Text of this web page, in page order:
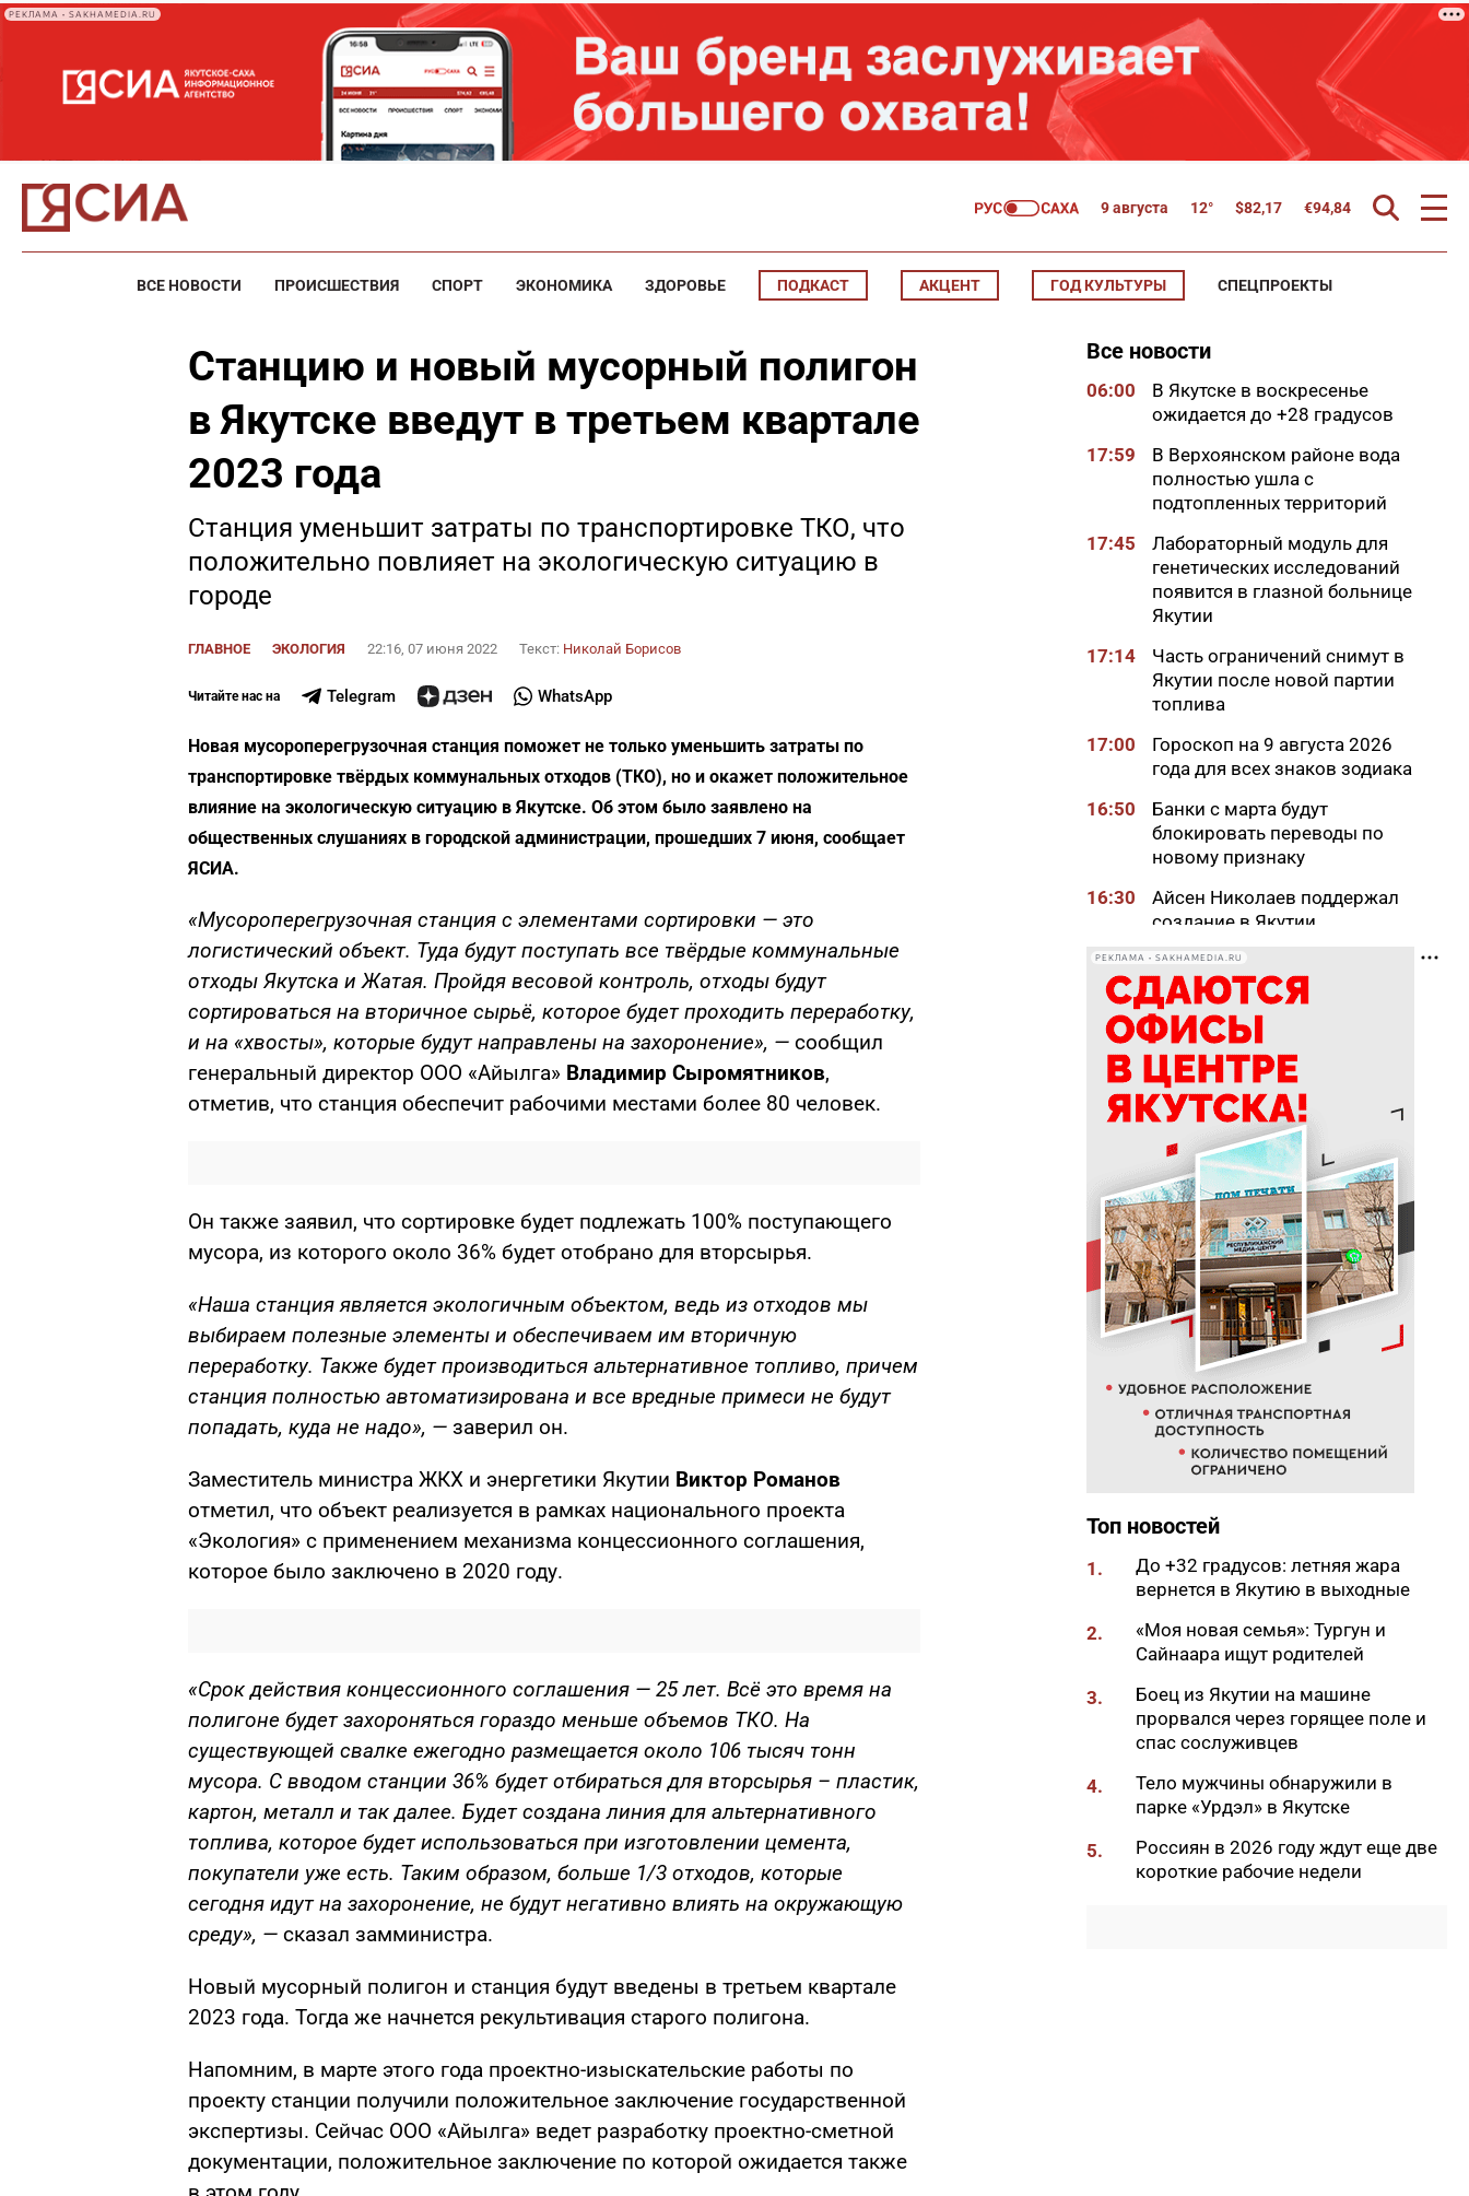
РЕКЛАМА • SAKHAMEDIA.RU
9 августа 12° $82,17 €94,84
ВСЕ НОВОСТИ ПРОИСШЕСТВИЯ СПОРТ ЭКОНОМИКА ЗДОРОВЬЕ ПОДКАСТ АКЦЕНТ ГОД КУЛЬТУРЫ СПЕЦПРОЕКТЫ
Станцию и новый мусорный полигон
в Якутске введут в третьем квартале
2023 года
Станция уменьшит затраты по транспортировке ТКО, что
положительно повлияет на экологическую ситуацию в
городе
ГЛАВНОЕ ЭКОЛОГИЯ 22:16, 07 июня 2022 Текст: Николай Борисов
Читайте нас на Telegram WhatsApp
Новая мусороперегрузочная станция поможет не только уменьшить затраты по
транспортировке твёрдых коммунальных отходов (ТКО), но и окажет положительное
влияние на экологическую ситуацию в Якутске. Об этом было заявлено на
общественных слушаниях в городской администрации, прошедших 7 июня, сообщает
ЯСИА.
«Мусороперегрузочная станция с элементами сортировки — это
логистический объект. Туда будут поступать все твёрдые коммунальные
отходы Якутска и Жатая. Пройдя весовой контроль, отходы будут
сортироваться на вторичное сырьё, которое будет проходить переработку,
и на «хвосты», которые будут направлены на захоронение», — сообщил
генеральный директор ООО «Айылга» Владимир Сыромятников,
отметив, что станция обеспечит рабочими местами более 80 человек.
Он также заявил, что сортировке будет подлежать 100% поступающего
мусора, из которого около 36% будет отобрано для вторсырья.
«Наша станция является экологичным объектом, ведь из отходов мы
выбираем полезные элементы и обеспечиваем им вторичную
переработку. Также будет производиться альтернативное топливо, причем
станция полностью автоматизирована и все вредные примеси не будут
попадать, куда не надо», — заверил он.
Заместитель министра ЖКХ и энергетики Якутии Виктор Романов
отметил, что объект реализуется в рамках национального проекта
«Экология» с применением механизма концессионного соглашения,
которое было заключено в 2020 году.
«Срок действия концессионного соглашения — 25 лет. Всё это время на
полигоне будет захороняться гораздо меньше объемов ТКО. На
существующей свалке ежегодно размещается около 106 тысяч тонн
мусора. С вводом станции 36% будет отбираться для вторсырья – пластик,
картон, металл и так далее. Будет создана линия для альтернативного
топлива, которое будет использоваться при изготовлении цемента,
покупатели уже есть. Таким образом, больше 1/3 отходов, которые
сегодня идут на захоронение, не будут негативно влиять на окружающую
среду», — сказал замминистра.
Новый мусорный полигон и станция будут введены в третьем квартале
2023 года. Тогда же начнется рекультивация старого полигона.
Напомним, в марте этого года проектно-изыскательские работы по
проекту станции получили положительное заключение государственной
экспертизы. Сейчас ООО «Айылга» ведет разработку проектно-сметной
документации, положительное заключение по которой ожидается также
Все новости
06:00
В Якутске в воскресенье
ожидается до +28 градусов
17:59
В Верхоянском районе вода
полностью ушла с
подтопленных территорий
17:45
Лабораторный модуль для
генетических исследований
появится в глазной больнице
Якутии
17:14
Часть ограничений снимут в
Якутии после новой партии
топлива
17:00
Гороскоп на 9 августа 2026
года для всех знаков зодиака
16:50
Банки с марта будут
блокировать переводы по
новому признаку
16:30
Айсен Николаев поддержал
создание в Якутии
15:46
Мошенники придумали новую
схему обмана с
«экстрасенсами»
15:39
Приметы на 9 августа 2026
года: как провести день
Пантелеймона
К Земле приближается
потенциально опасный
астероид
14:41
В трех районах Якутии
прогнозируют сильные дожди
13:32
В Якутии за сутки потушили
десять лесных пожаров
12:52
Гороскоп на неделю с 10 по 16
августа 2026 года
Айсен Николаев поздравил
якутян с Всероссийским днем
11:50
Образование сквозь года: как
выучить язык и не бросить на
полпути
11:35
Российские школьники будут
учиться по новой программе
11:15
Автодорогу «Анабар» в Якутии
перекрыли из-за лесного
пожара
10:56
Новая платформа ЕР поможет
ветеранам СВО найти работу
10:22
В Усть-Майском районе
ликвидировали лесной пожар
на 13 гектарах
РЕКЛАМА • SAKHAMEDIA.RU
Топ новостей
1.
До +32 градусов: летняя жара
вернется в Якутию в выходные
2.
«Моя новая семья»: Тургун и
Сайнаара ищут родителей
3.
Боец из Якутии на машине
прорвался через горящее поле и
спас сослуживцев
4.
Тело мужчины обнаружили в
парке «Урдэл» в Якутске
5.
Россиян в 2026 году ждут еще две
короткие рабочие недели